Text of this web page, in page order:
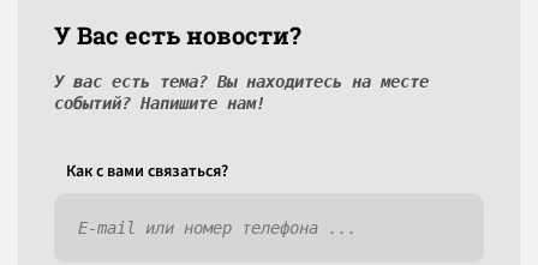
У Вас есть новости?
У вас есть тема? Вы находитесь на месте
событий? Напишите нам!
Как c вами связаться?